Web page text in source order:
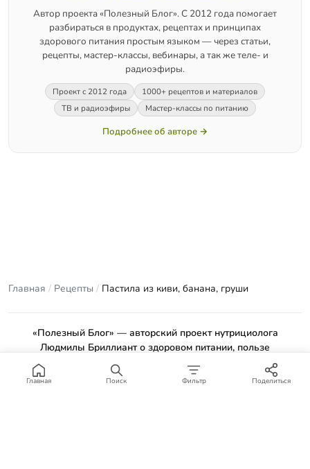
Автор проекта «Полезный Блог». С 2012 года помогает
разбираться в продуктах, рецептах и принципах
здорового питания простым языком — через статьи,
рецепты, мастер-классы, вебинары, а так же теле- и
радиоэфиры.
Проект с 2012 года
1000+ рецептов и материалов
ТВ и радиоэфиры
Мастер-классы по питанию
Подробнее об авторе →
Главная / Рецепты / Пастила из киви, банана, груши
«Полезный Блог» — авторский проект нутрициолога
Людмилы Бриллиант о здоровом питании, пользе
продуктов и проверенных рецептах.
Материалы сайта носят ознакомительный характер и не
Главная Поиск Фильтр Поделиться